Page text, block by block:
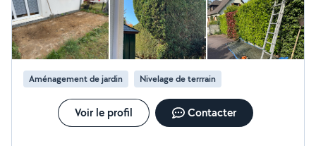
Aménagement de jardin Nivelage de terrrain
Voir le profil Contacter